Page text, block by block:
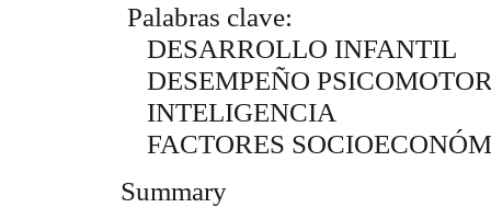
Palabras clave:
DESARROLLO INFANTIL
DESEMPEÑO
INTELIGENCIA
FACTORES
Summary